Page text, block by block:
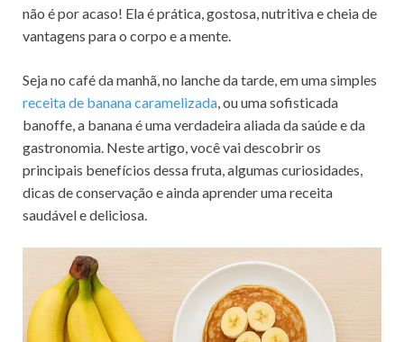
não é por acaso! Ela é prática, gostosa, nutritiva e cheia de
vantagens para o corpo e a mente.
Seja no café da manhã, no lanche da tarde, em uma simples
receita de banana caramelizada, ou uma sofisticada
banoffe, a banana é uma verdadeira aliada da saúde e da
gastronomia. Neste artigo, você vai descobrir os
principais benefícios dessa fruta, algumas curiosidades,
dicas de conservação e ainda aprender uma receita
saudável e deliciosa.